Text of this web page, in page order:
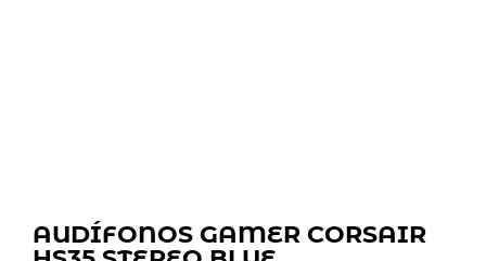
AUDÍFONOS GAMER CORSAIR